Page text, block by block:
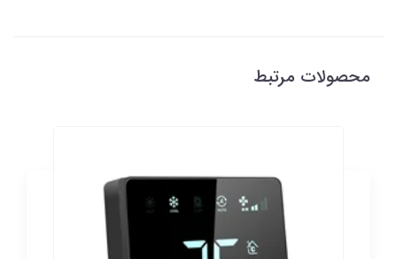
محصولات مرتبط